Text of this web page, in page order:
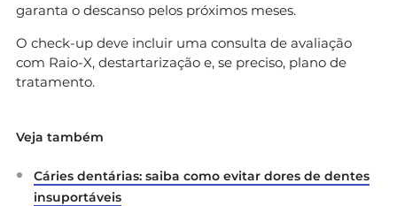
garanta o descanso pelos próximos meses.
O check-up deve incluir uma consulta de avaliação
com Raio-X, destartarização e, se preciso, plano de
tratamento.
Veja também
Cáries dentárias: saiba como evitar dores de dentes
insuportáveis